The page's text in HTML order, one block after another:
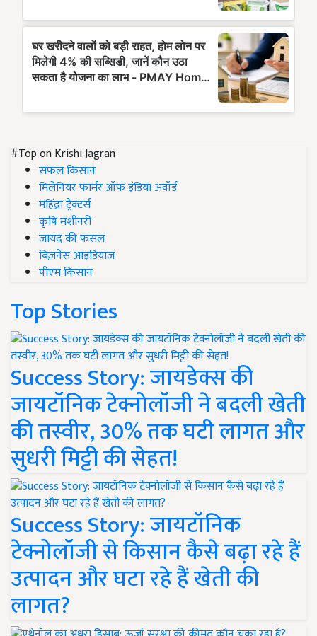
#Top on Krishi Jagran
सफल किसान
मिलेनियर फार्मर ऑफ इंडिया अवॉर्ड
महिंद्रा ट्रैक्टर्स
कृषि मशीनरी
जायद की फसल
बिज़नेस आइडियाज
पीएम किसान
Top Stories
Success Story: जायडेक्स की
जायटॉनिक टेक्नोलॉजी ने बदली खेती
की तस्वीर, 30% तक घटी लागत और
सुधरी मिट्टी की सेहत!
Success Story: जायटॉनिक
टेक्नोलॉजी से किसान कैसे बढ़ा रहे हैं
उत्पादन और घटा रहे हैं खेती की
लागत?